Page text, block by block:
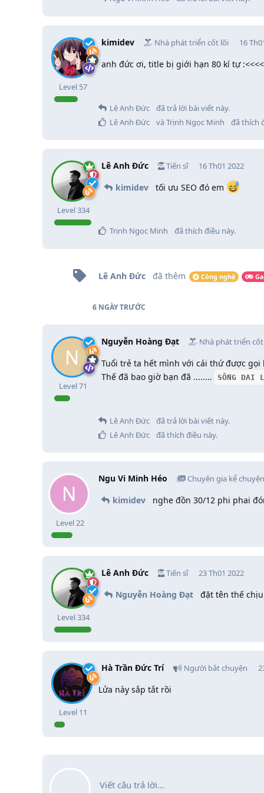
kimidev Nhà phát triển cốt lõi
Level 57
16
anh đức ơi, title bị giới hạn 80 kí tự :<<<<
Lê Anh Đức
đã trả lời bài viết này.
Lê Anh Đức
vàTrịnh Ngọc Minh đã thích
Lê Anh Đức Tiến sĩ
Level 334
16 Th01 2022
kimidev tối ưu SEO đó em
Trịnh Ngọc Minh
đã thích điều này.
Lê Anh Đức đã thêm Công nghệ
6 NGÀYTRƯỚC
N
Nguyễn Hoàng Đạt Nhà phát triển
Level71
Tuổi trẻ ta hết mình với cái thứ được gọi
Thế đã bao giờ bạn đã ........ SỐNG DAI
Lê Anh Đức
đã trả lời bài viết này.
Lê Anh Đức
đã thích điều này.
N
Ngu Vi Minh Héo Chuyên gia kể
Level22
kimidev nghe đồn 30/12 phi phai
Lê Anh Đức Tiến sĩ
Level334
23 Th01 2022
Nguyễn Hoàng Đạt đặt tên thế
Hà Trần Đức Trí Người bắt chuyện
Level 11
Lửa này sắp tắt rồi
Viết câu trả lời...